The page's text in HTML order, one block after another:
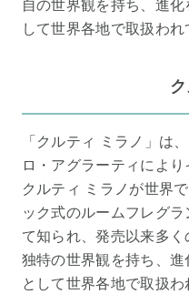
自の世界観を持ち、進化
して世界各地で取扱われ
「クルティ ミラノ」は
ロ・アグラーティにより
クルティ ミラノが世界
ック式のルームフレグ
て知られ、発売以来多く
独特の世界観を持ち、進
として世界各地で取扱わ